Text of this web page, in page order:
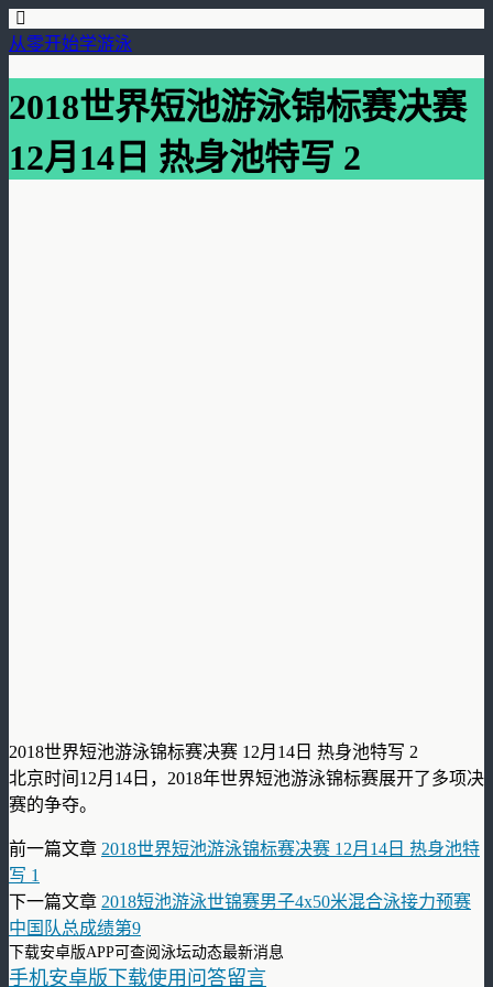
从零开始学游泳
2018世界短池游泳锦标赛决赛
12月14日 热身池特写 2
2018世界短池游泳锦标赛决赛 12月14日 热身池特写 2
北京时间12月14日，2018年世界短池游泳锦标赛展开了多项决
赛的争夺。
前一篇文章 2018世界短池游泳锦标赛决赛 12月14日 热身池特
写 1
下一篇文章 2018短池游泳世锦赛男子4x50米混合泳接力预赛
中国队总成绩第9
下载安卓版APP可查阅泳坛动态最新消息
手机安卓版下载使用问答留言